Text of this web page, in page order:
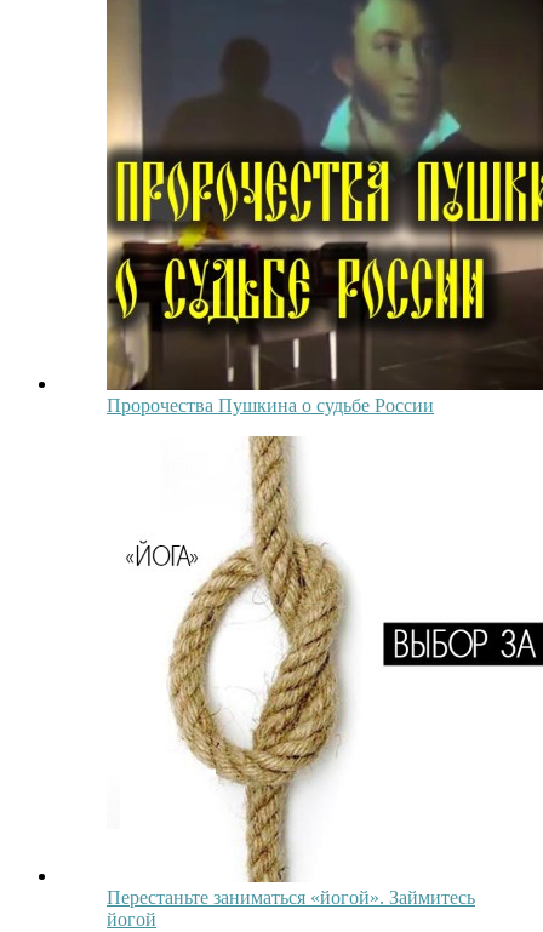
Пророчества Пушкина о судьбе России
Перестаньте заниматься «йогой». Займитесь
йогой